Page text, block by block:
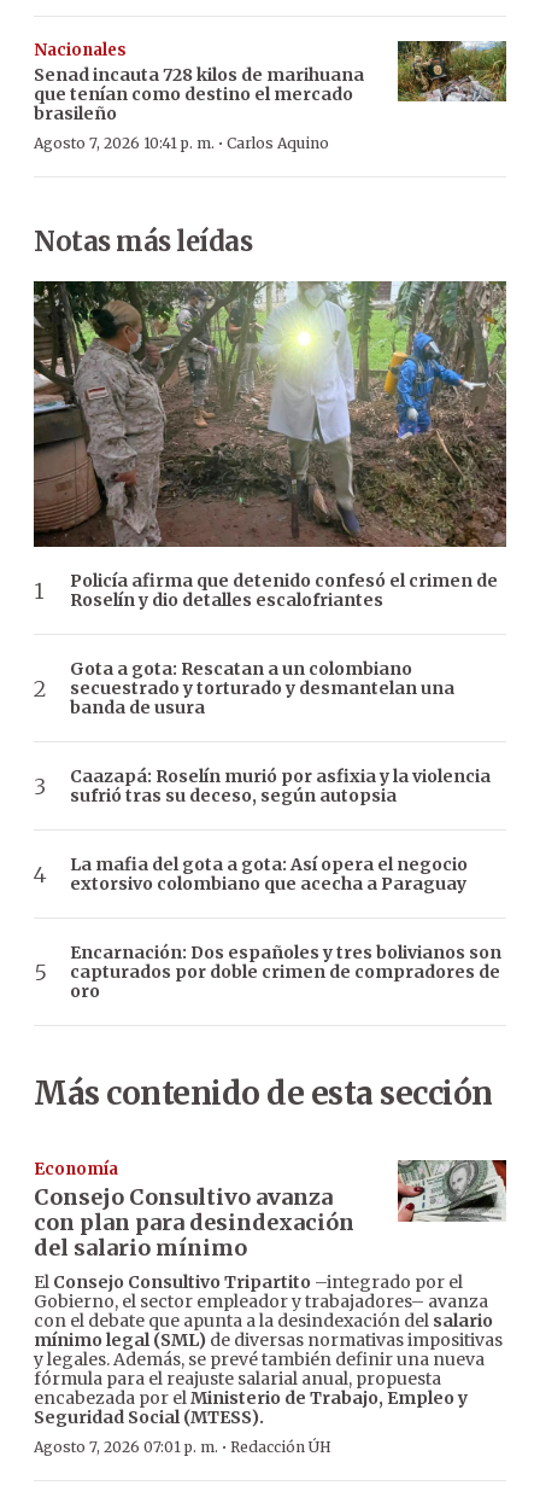
Nacionales
Senad incauta 728 kilos de marihuana
que tenían como destino el mercado
brasileño
Agosto 7, 2026 10:41 p. m. · Carlos Aquino
Notas más leídas
Policía afirma que detenido confesó el crimen de
Roselín y dio detalles escalofriantes
Gota a gota: Rescatan a un colombiano
secuestrado y torturado y desmantelan una
banda de usura
Caazapá: Roselín murió por asfixia y la violencia
sufrió tras su deceso, según autopsia
La mafia del gota a gota: Así opera el negocio
extorsivo colombiano que acecha a Paraguay
Encarnación: Dos españoles y tres bolivianos son
capturados por doble crimen de compradores de
oro
Más contenido de esta sección
Economía
Consejo Consultivo avanza
con plan para desindexación
del salario mínimo
El Consejo Consultivo Tripartito –integrado por el
Gobierno, el sector empleador y trabajadores– avanza
con el debate que apunta a la desindexación del salario
mínimo legal (SML) de diversas normativas impositivas
y legales. Además, se prevé también definir una nueva
fórmula para el reajuste salarial anual, propuesta
encabezada por elMinisterio de Trabajo, Empleo y
Seguridad Social (MTESS).
Agosto 7, 2026 07:01 p. m. · Redacción ÚH